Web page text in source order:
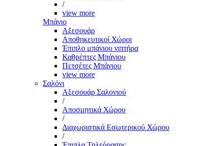
/
view more
Μπάνιο
Αξεσουάρ
Αποθηκευτικοί Χώροι
Έπιπλο μπάνιου νιπτήρα
Καθρέπτες Μπάνιου
Πετσέτες Μπάνιου
view more
Σαλόνι
Αξεσουάρ Σαλονιού
/
Αποσμητικά Χώρου
/
Διαχωριστικά Εσωτερικού Χώρου
/